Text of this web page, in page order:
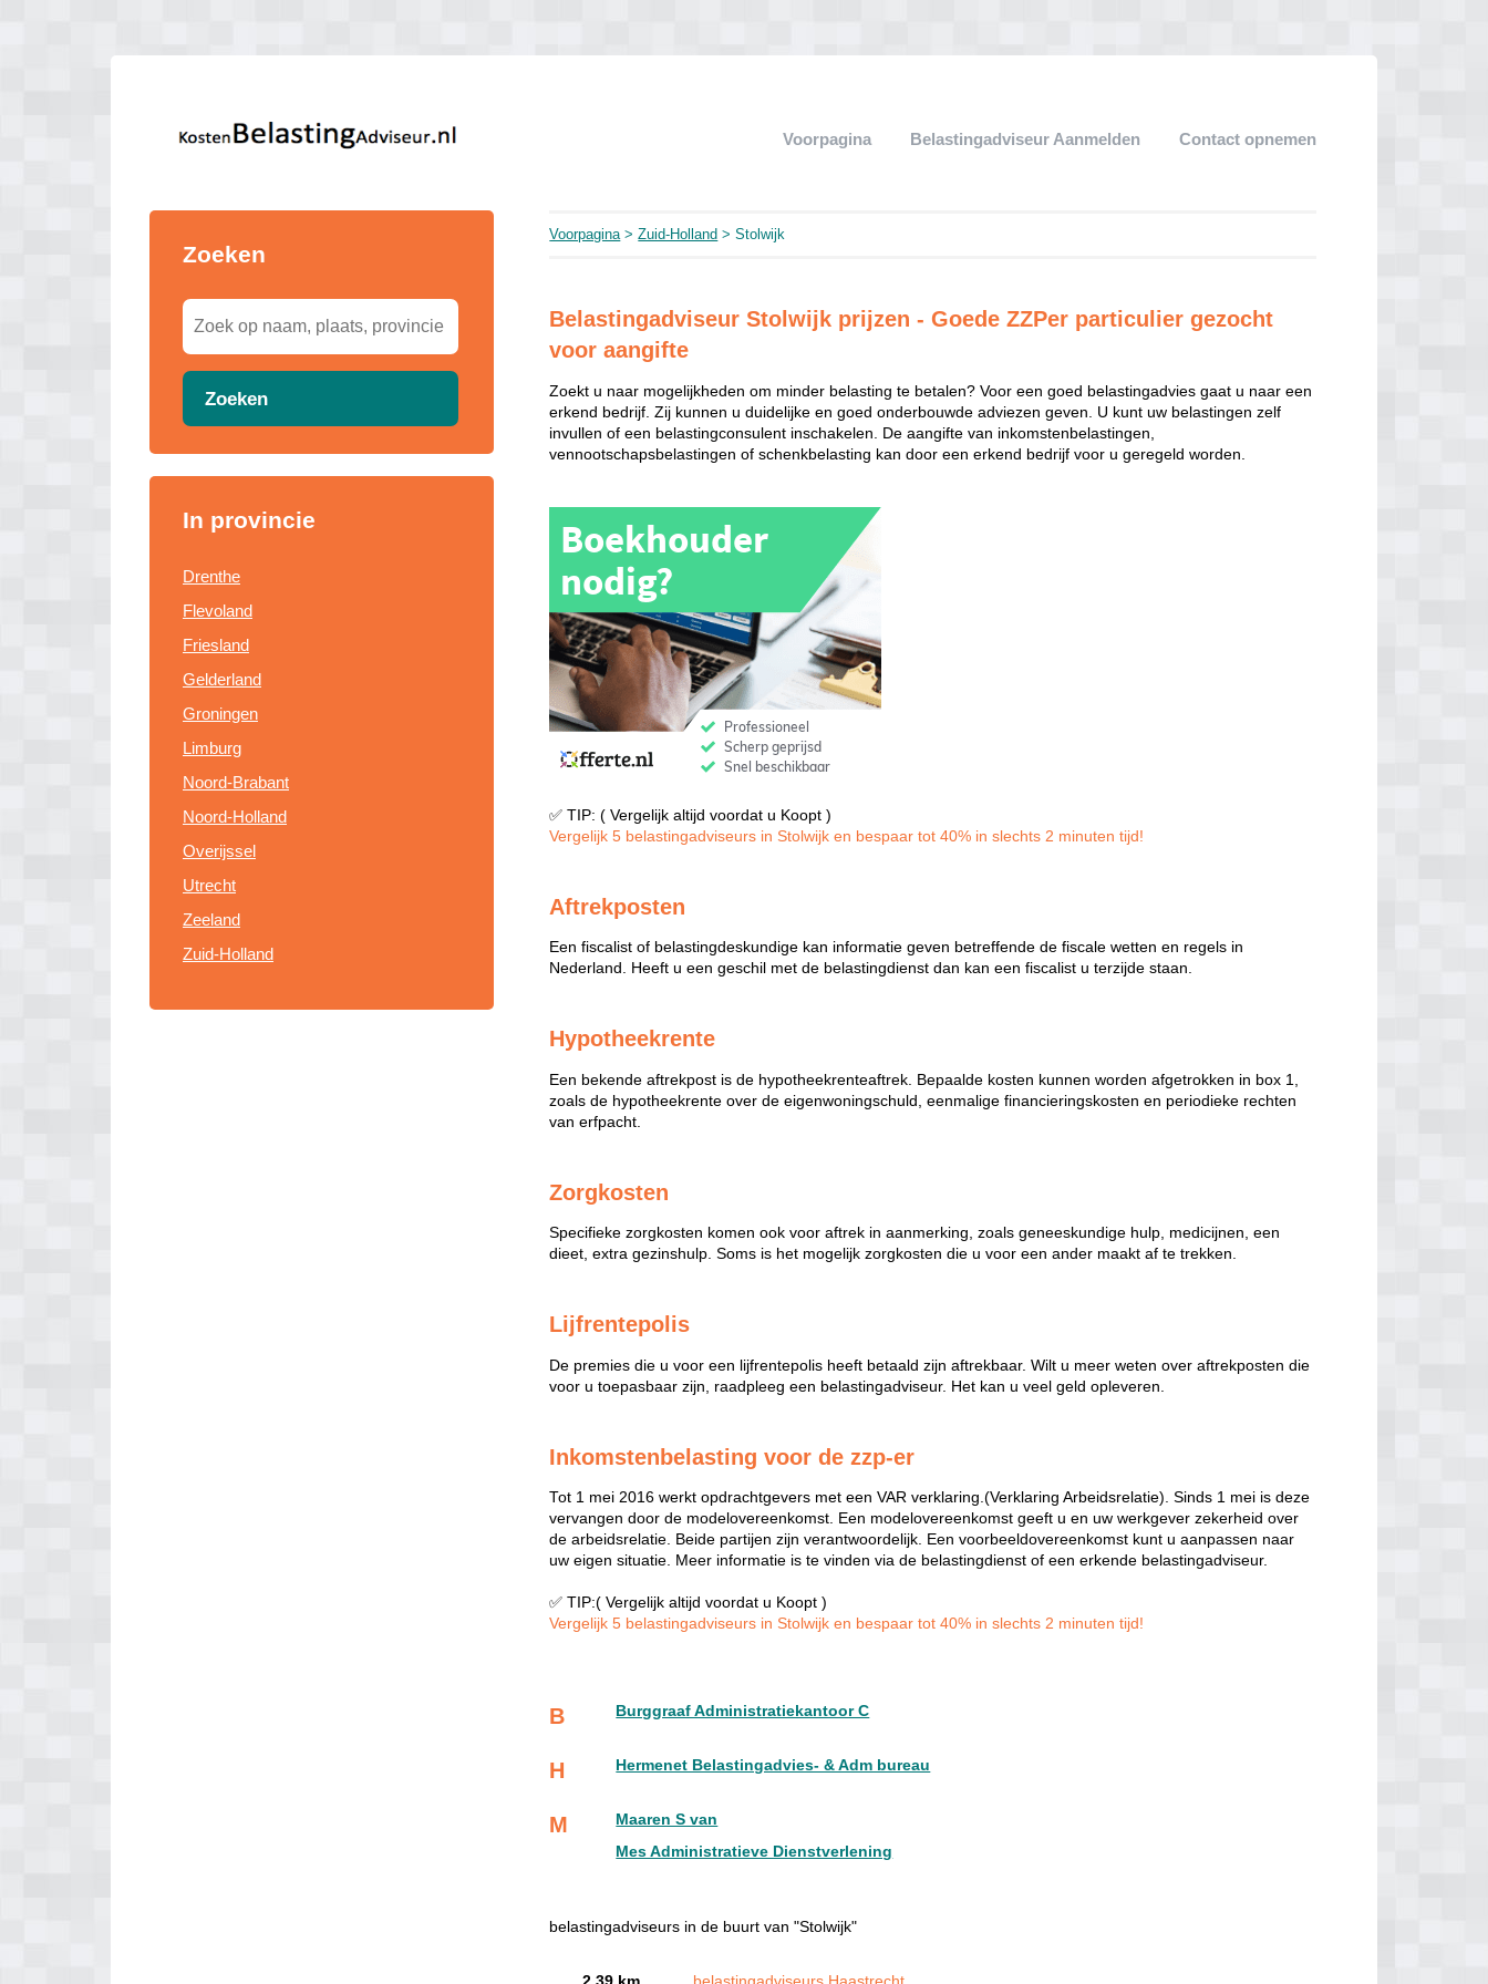
Voorpagina Belastingadviseur Aanmelden Contact opnemen
Zoeken
Zoeken
In provincie
Drenthe
Flevoland
Friesland
Gelderland
Groningen
Limburg
Noord-Brabant
Noord-Holland
Overijssel
Utrecht
Zeeland
Zuid-Holland
Voorpagina>Zuid-Holland > Stolwijk
Belastingadviseur Stolwijk prijzen - Goede ZZPer particulier gezocht
voor aangifte
Zoekt u naar mogelijkheden om minder belasting te betalen? Voor een goed belastingadvies gaat u naar een
erkend bedrijf. Zij kunnen u duidelijke en goed onderbouwde adviezen geven. U kunt uw belastingen zelf
invullen of een belastingconsulent inschakelen. De aangifte van inkomstenbelastingen,
vennootschapsbelastingen of schenkbelasting kan door een erkend bedrijf voor u geregeld worden.
✅ TIP: ( Vergelijk altijd voordat u Koopt )
Vergelijk 5 belastingadviseurs in Stolwijk en bespaar tot 40% in slechts 2 minuten tijd!
Aftrekposten
Een fiscalist of belastingdeskundige kan informatie geven betreffende de fiscale wetten en regels in
Nederland. Heeft u een geschil met de belastingdienst dan kan een fiscalist u terzijde staan.
Hypotheekrente
Een bekende aftrekpost is de hypotheekrenteaftrek. Bepaalde kosten kunnen worden afgetrokken in box 1,
zoals de hypotheekrente over de eigenwoningschuld, eenmalige financieringskosten en periodieke rechten
van erfpacht.
Zorgkosten
Specifieke zorgkosten komen ook voor aftrek in aanmerking, zoals geneeskundige hulp, medicijnen, een
dieet, extra gezinshulp. Soms is het mogelijk zorgkosten die u voor een ander maakt af te trekken.
Lijfrentepolis
De premies die u voor een lijfrentepolis heeft betaald zijn aftrekbaar. Wilt u meer weten over aftrekposten die
voor u toepasbaar zijn, raadpleeg een belastingadviseur. Het kan u veel geld opleveren.
Inkomstenbelasting voor de zzp-er
Tot 1 mei 2016 werkt opdrachtgevers met een VAR verklaring.(Verklaring Arbeidsrelatie). Sinds 1 mei is deze
vervangen door de modelovereenkomst. Een modelovereenkomst geeft u en uw werkgever zekerheid over
de arbeidsrelatie. Beide partijen zijn verantwoordelijk. Een voorbeeldovereenkomst kunt u aanpassen naar
uw eigen situatie. Meer informatie is te vinden via de belastingdienst of een erkende belastingadviseur.
✅ TIP:( Vergelijk altijd voordat u Koopt )
Vergelijk 5 belastingadviseurs in Stolwijk en bespaar tot 40% in slechts 2 minuten tijd!
B Burggraaf Administratiekantoor C
H Hermenet Belastingadvies- & Adm bureau
M
Maaren S van
Mes Administratieve Dienstverlening
belastingadviseurs in de buurt van "Stolwijk"